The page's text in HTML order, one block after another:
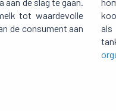
tot waardevolle
de consument aan